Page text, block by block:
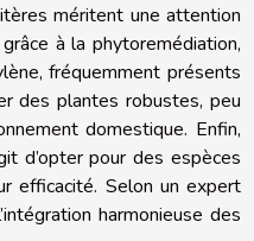
méritent une attention
à la phytoremédiation,
fréquemment présents
des plantes robustes, peu
domestique. Enfin,
d’opter pour des espèces
efficacité. Selon un expert
harmonieuse des